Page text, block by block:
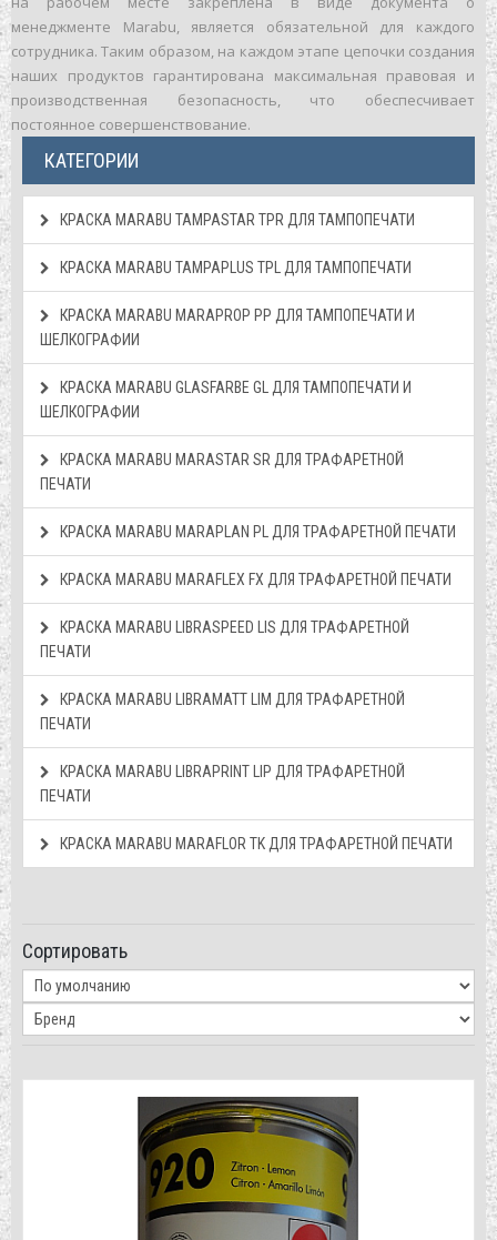
менеджменте Marabu, является обязательной для каждого
сотрудника. Таким образом, на каждом этапе цепочки создания
наших продуктов гарантирована максимальная правовая и
производственная безопасность, что обеспесчивает
постоянное совершенствование.
КАТЕГОРИИ
КРАСКА MARABU TAMPASTAR TPR ДЛЯ ТАМПОПЕЧАТИ
КРАСКА MARABU TAMPAPLUS TPL ДЛЯ ТАМПОПЕЧАТИ
КРАСКА MARABU MARAPROP PP ДЛЯ ТАМПОПЕЧАТИ И
ШЕЛКОГРАФИИ
КРАСКА MARABU GLASFARBE GL ДЛЯ ТАМПОПЕЧАТИ И
ШЕЛКОГРАФИИ
КРАСКА МАRABU MARASTAR SR ДЛЯ ТРАФАРЕТНОЙ
ПЕЧАТИ
КРАСКА МАRABU MARAPLAN PL ДЛЯ ТРАФАРЕТНОЙ ПЕЧАТИ
КРАСКА МАRABU MARAFLEX FX ДЛЯ ТРАФАРЕТНОЙ ПЕЧАТИ
КРАСКА МАRABU LIBRASPEED LIS ДЛЯ ТРАФАРЕТНОЙ
ПЕЧАТИ
КРАСКА МАRABU LIBRAMATT LIM ДЛЯ ТРАФАРЕТНОЙ
ПЕЧАТИ
КРАСКА МАRABU LIBRAPRINT LIP ДЛЯ ТРАФАРЕТНОЙ
ПЕЧАТИ
КРАСКА МАRABU MARAFLOR TK ДЛЯ ТРАФАРЕТНОЙ ПЕЧАТИ
Сортировать